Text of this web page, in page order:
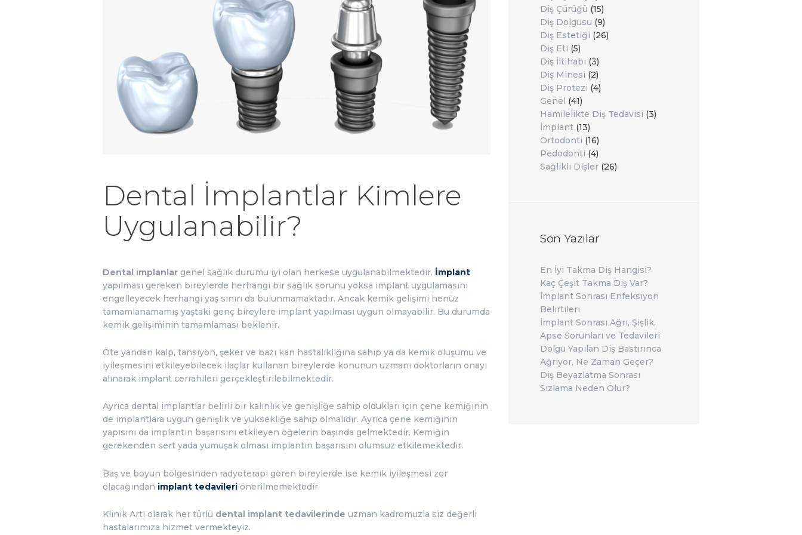
İLETIŞIM
Dental İmplantlar Kimlere
Uygulanabilir?
Dental implanlar genel sağlık durumu iyi olan herkese uygulanabilmektedir. İmplant
yapılması gereken bireylerde herhangi bir sağlık sorunu yoksa implant uygulamasını
engelleyecek herhangi yaş sınırı da bulunmamaktadır. Ancak kemik gelişimi henüz
tamamlanamamış yaştaki genç bireylere implant yapılması uygun olmayabilir. Bu durumda
kemik gelişiminin tamamlaması beklenir.
Öte yandan kalp, tansiyon, şeker ve bazı kan hastalıklığına sahip ya da kemik oluşumu ve
iyileşmesini etkileyebilecek ilaçlar kullanan bireylerde konunun uzmanı doktorların onayı
alınarak implant cerrahileri gerçekleştirilebilmektedir.
Ayrıca dental implantlar belirli bir kalınlık ve genişliğe sahip oldukları için çene kemiğinin
de implantlara uygun genişlik ve yüksekliğe sahip olmalıdır. Ayrıca çene kemiğinin
yapısını da implantın başarısını etkileyen öğelerin başında gelmektedir. Kemiğin
gerekenden sert yada yumuşak olması implantın başarısını olumsuz etkilemektedir.
Baş ve boyun bölgesinden radyoterapi gören bireylerde ise kemik iyileşmesi zor
olacağından implant tedavileri önerilmemektedir.
Klinik Artı olarak her türlü dental implant tedavilerinde uzman kadromuzla siz değerli
hastalarımıza hizmet vermekteyiz.
Diş Çürüğü (15)
Diş Dolgusu (9)
Diş Estetiği (26)
Diş Eti (5)
Diş İltihabı (3)
Diş Minesi (2)
Diş Protezi (4)
Genel (41)
Hamilelikte Diş Tedavisi (3)
İmplant(13)
Ortodonti (16)
Pedodonti (4)
Sağlıklı Dişler(26)
Son Yazılar
En İyi Takma Diş Hangisi?
Kaç Çeşit Takma Diş Var?
İmplant Sonrası Enfeksiyon
Belirtileri
İmplant Sonrası Ağrı, Şişlik,
Apse Sorunları ve Tedavileri
Dolgu Yapılan Diş Bastırınca
Ağrıyor, Ne Zaman Geçer?
Diş Beyazlatma Sonrası
Sızlama Neden Olur?